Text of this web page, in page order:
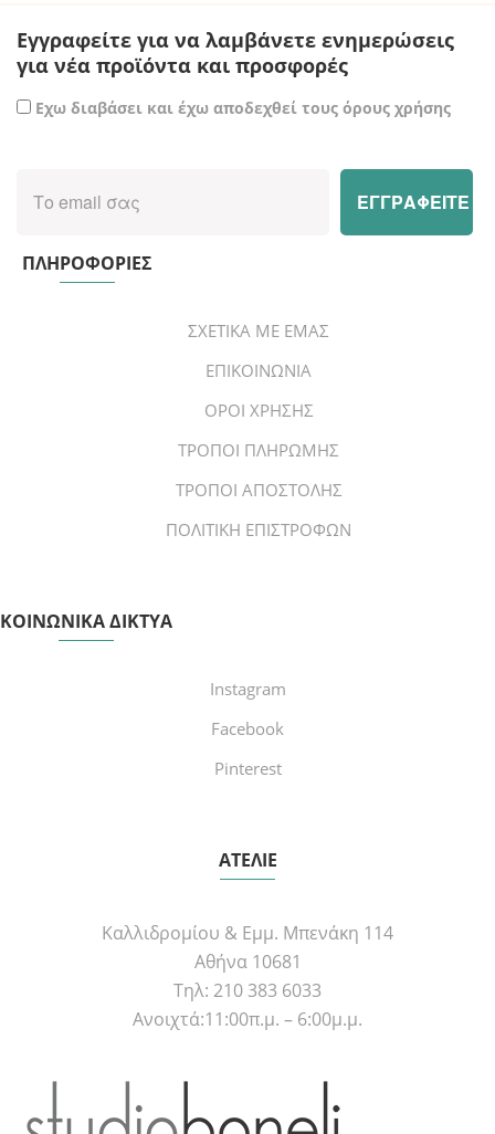
Εγγραφείτε για να λαμβάνετε ενημερώσεις
για νέα προϊόντα και προσφορές
Εχω διαβάσει και έχω αποδεχθεί τους όρους χρήσης
ΠΛΗΡΟΦΟΡΙΕΣ
ΣΧΕΤΙΚΑ ΜΕ ΕΜΑΣ
ΕΠΙΚΟΙΝΩΝΙΑ
ΟΡΟΙ ΧΡΗΣΗΣ
ΤΡΟΠΟΙ ΠΛΗΡΩΜΗΣ
ΤΡΟΠΟΙ ΑΠΟΣΤΟΛΗΣ
ΠΟΛΙΤΙΚΗ ΕΠΙΣΤΡΟΦΩΝ
ΚΟΙΝΩΝΙΚΑ ΔΙΚΤΥΑ
Instagram
Facebook
Pinterest
ΑΤΕΛΙΕ
Καλλιδρομίου & Εμμ. Μπενάκη 114
Αθήνα 10681
Τηλ: 210 383 6033
Ανοιχτά:11:00π.μ. – 6:00μ.μ.